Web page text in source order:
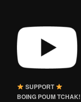
SUPPORT
BOING POUM TCHAK!